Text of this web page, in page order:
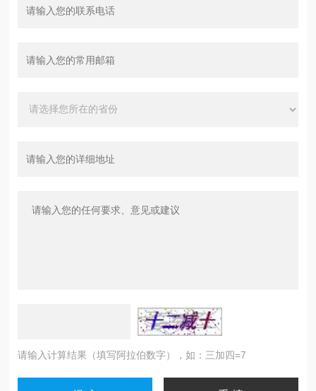
请输入计算结果（填写阿拉伯数字），如：三加四=7